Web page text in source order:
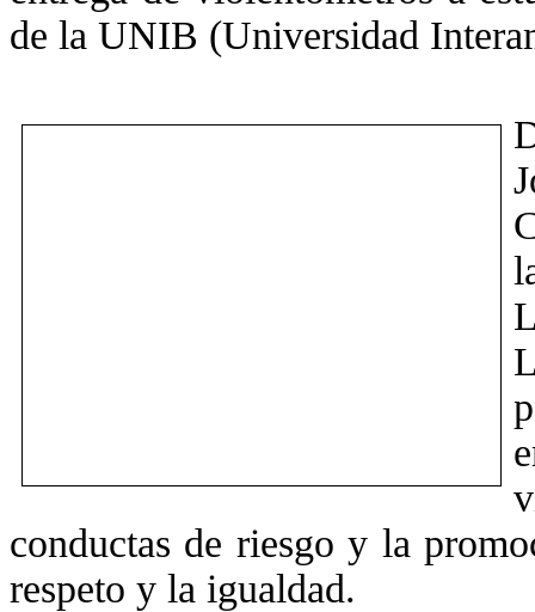
de la UNIB (Universidad
conductas de riesgo y la
respeto y la igualdad.